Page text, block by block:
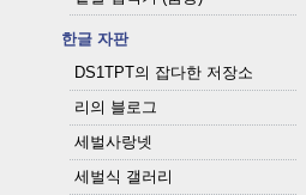
한글 자판
DS1TPT의 잡다한 저장소
리의 블로그
세벌사랑넷
세벌식 갤러리